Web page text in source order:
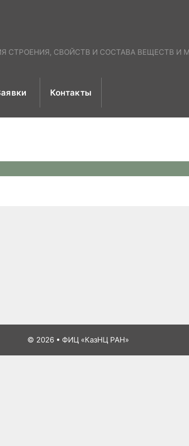
СВОЙСТВ И СОСТАВА ВЕЩЕСТВ И
Контакты
© 2026• ФИЦ «КазНЦ РАН»